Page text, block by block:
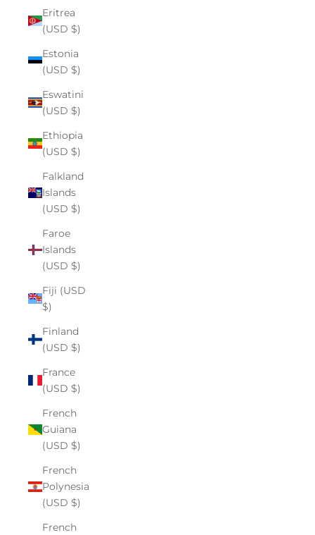
Eritrea
(USD $)
Estonia
(USD $)
Eswatini
(USD $)
Ethiopia
(USD $)
Falkland
Islands
(USD $)
Faroe
Islands
(USD $)
Fiji (USD
$)
Finland
(USD $)
France
(USD $)
French
Guiana
(USD $)
French
Polynesia
(USD $)
French